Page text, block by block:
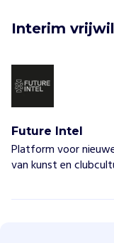
Interim
Future Intel
Platform voor
van kunst en